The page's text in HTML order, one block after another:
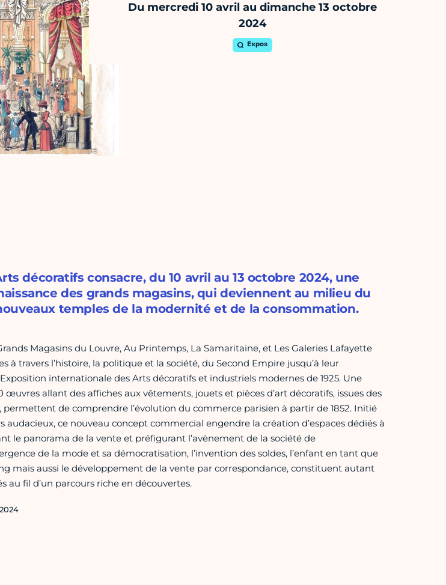
Du mercredi 10 avril au dimanche 13 octobre
2024
Expos
décoratifs consacre, du 10 avril au 13 octobre 2024, une
des grands magasins, qui deviennent au milieu du
temples de la modernité et de la consommation.
Magasins du Louvre, Au Printemps, La Samaritaine, et Les Galeries Lafayette
à travers l’histoire, la politique et la société, du Second Empire jusqu’à leur
internationale des Arts décoratifs et industriels modernes de 1925. Une
œuvres allant des affiches aux vêtements, jouets et pièces d’art décoratifs, issues des
permettent de comprendre l’évolution du commerce parisien à partir de 1852. Initié
audacieux, ce nouveau concept commercial engendre la création d’espaces dédiés à
le panorama de la vente et préfigurant l’avènement de la société de
de la mode et sa démocratisation, l’invention des soldes, l’enfant en tant que
mais aussi le développement de la vente par correspondance, constituent autant
au fil d’un parcours riche en découvertes.